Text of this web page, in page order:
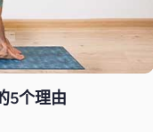
5个理由